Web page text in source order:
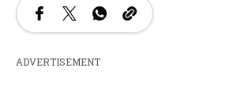
ADVERTISEMENT